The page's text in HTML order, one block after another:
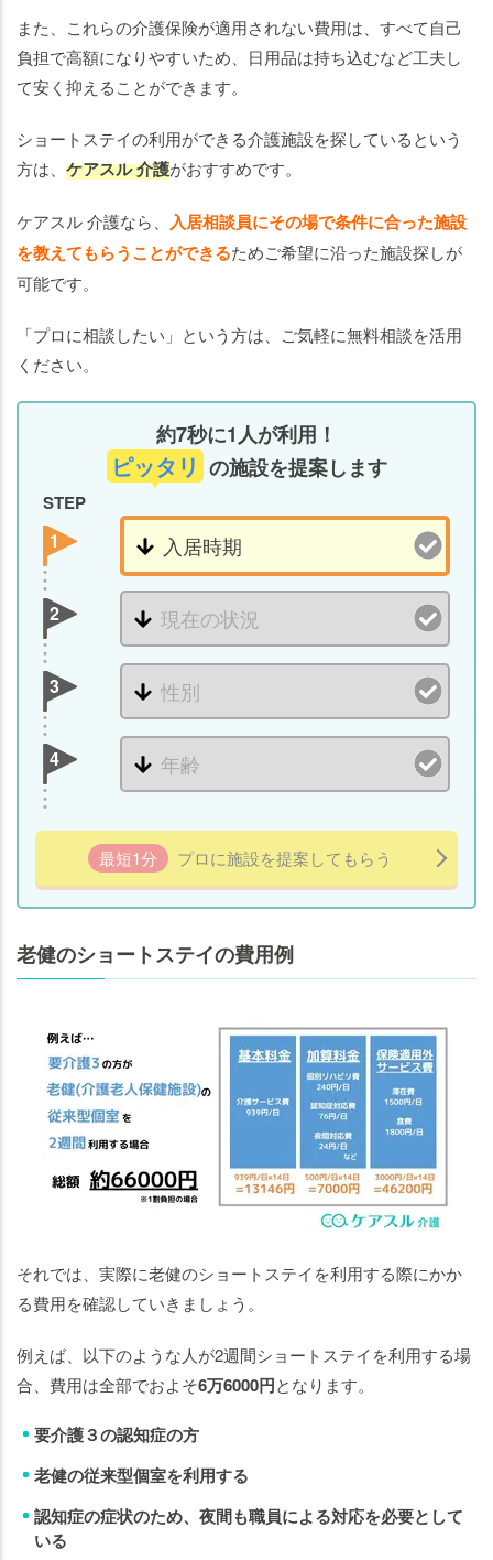
また、これらの介護保険が適用されない費用は、すべて自己
負担で高額になりやすいため、日用品は持ち込むなど工夫し
て安く抑えることができます。
ショートステイの利用ができる介護施設を探しているという
方は、 ケアスル 介護がおすすめです。
ケアスル 介護なら、 入居相談員にその場で条件に合った施設
を教えてもらうことができるためご希望に沿った施設探しが
可能です。
「プロに相談したい」という方は、ご気軽に無料相談を活用
ください。
約7秒に1人が利用！
ピッタリ の施設を提案します
STEP
1
2
3
4
最短1分 プロに施設を提案してもらう
老健のショートステイの費用例
それでは、実際に老健のショートステイを利用する際にかか
る費用を確認していきましょう。
例えば、以下のような人が2週間ショートステイを利用する場
合、費用は全部でおよそ6万6000円となります。
要介護３の認知症の方
老健の従来型個室を利用する
認知症の症状のため、夜間も職員による対応を必要として
いる